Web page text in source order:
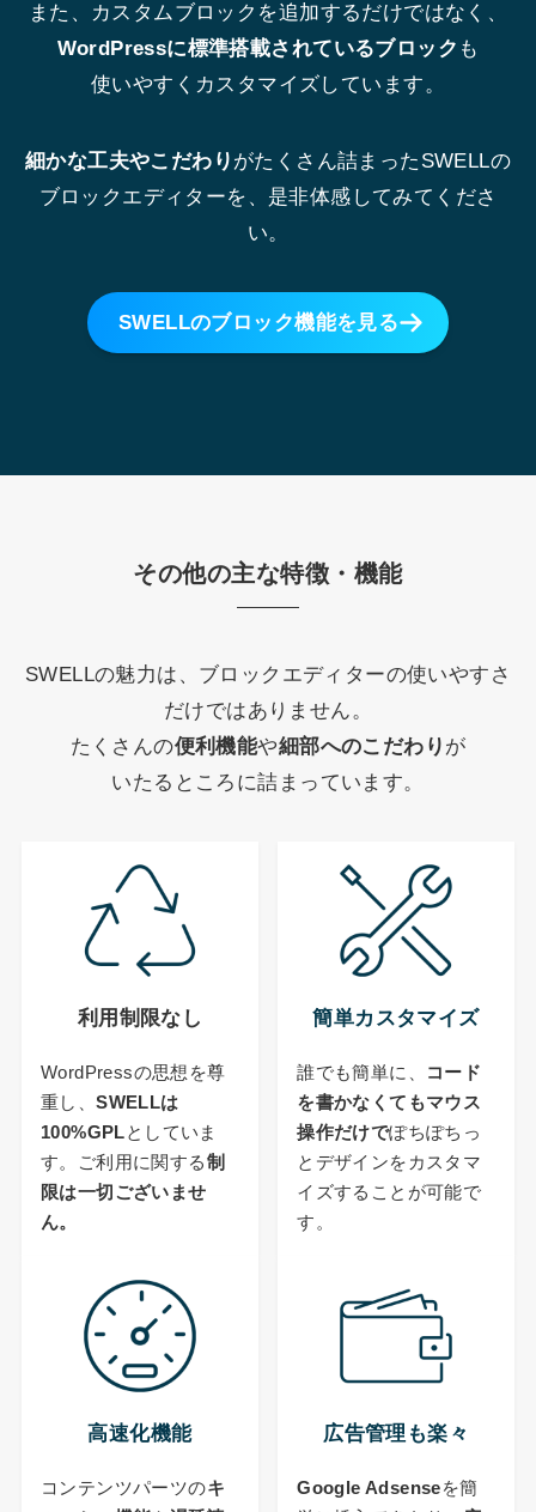
また、カスタムブロックを追加するだけではなく、
WordPressに標準搭載されているブロック も
使いやすくカスタマイズしています。
細かな工夫やこだわり がたくさん詰まったSWELLの
ブロックエディターを、是非体感してみてくださ
い。
SWELLのブロック機能を見る
その他の主な特徴・機能
SWELLの魅力は、ブロックエディターの使いやすさ
だけではありません。
たくさんの便利機能や細部へのこだわり が
いたるところに詰まっています。
利用制限なし
WordPressの思想を尊
重し、SWELLは
100%GPLとしていま
す。ご利用に関する制
限は一切ございませ
ん。
簡単カスタマイズ
誰でも簡単に、
コード
を書かなくてもマウス
操作だけでぽちぽちっ
とデザインをカスタマ
イズすることが可能で
す。
高速化機能
コンテンツパーツのキ
広告管理も楽々
Google Adsenseを簡